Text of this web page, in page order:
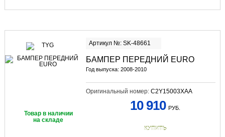
Артикул №: SK-48661
БАМПЕР ПЕРЕДНИЙ EURO
Год выпуска: 2008-2010
Оригинальный номер: C2Y15003XAA
Товар в наличии
на складе
10 910 РУБ.
КУПИТЬ